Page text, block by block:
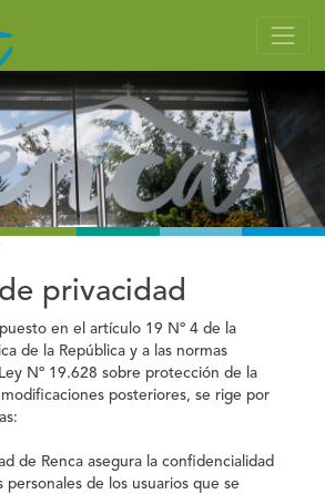
privacidad
en el artículo 19 Nº 4 de la
de la República y a las normas
Nº 19.628 sobre protección de la
posteriores, se rige por
de Renca asegura la confidencialidad
personales de los usuarios que se